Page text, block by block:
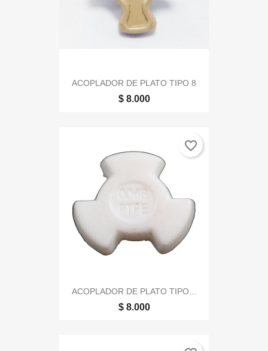
ACOPLADOR DE PLATO TIPO 8
$ 8.000
ACOPLADOR DE PLATO TIPO...
$ 8.000
favorite_border